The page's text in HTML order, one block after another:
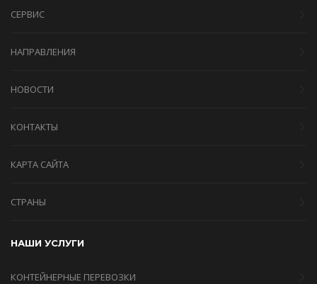
СЕРВИС
НАПРАВЛЕНИЯ
НОВОСТИ
КОНТАКТЫ
КАРТА САЙТА
СТРАНЫ
НАШИ УСЛУГИ
КОНТЕЙНЕРНЫЕ ПЕРЕВОЗКИ